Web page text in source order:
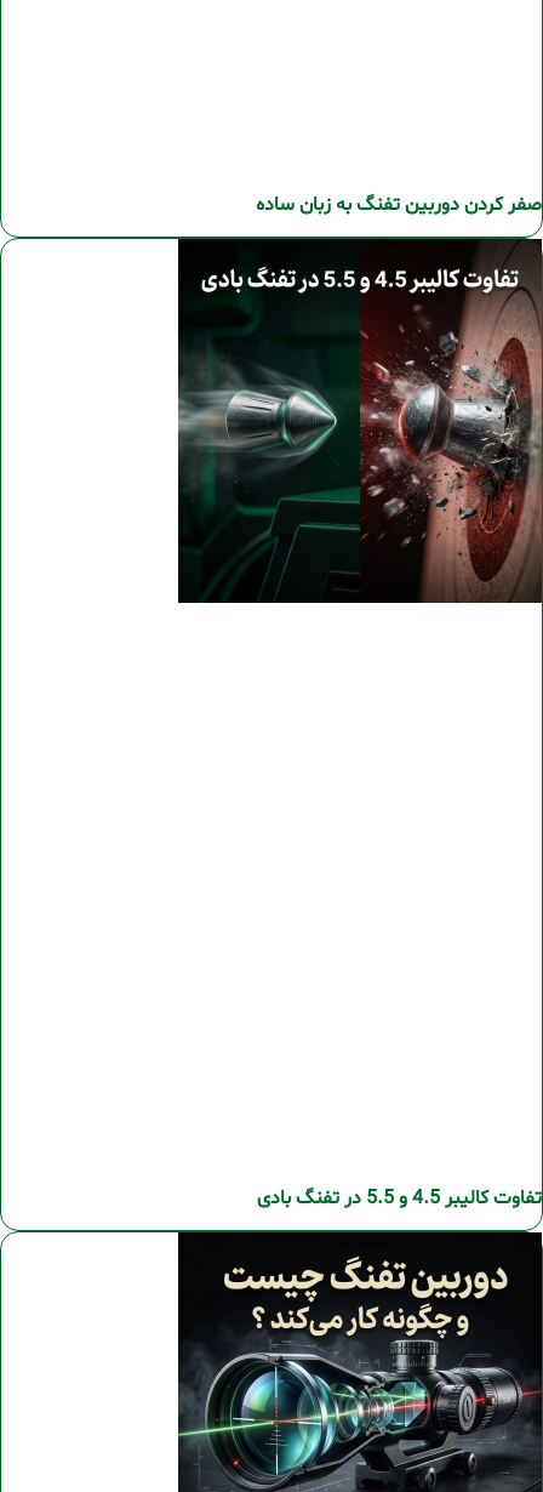
صفر کردن دوربین تفنگ به زبان ساده
تفاوت کالیبر 4.5 و 5.5 در تفنگ بادی